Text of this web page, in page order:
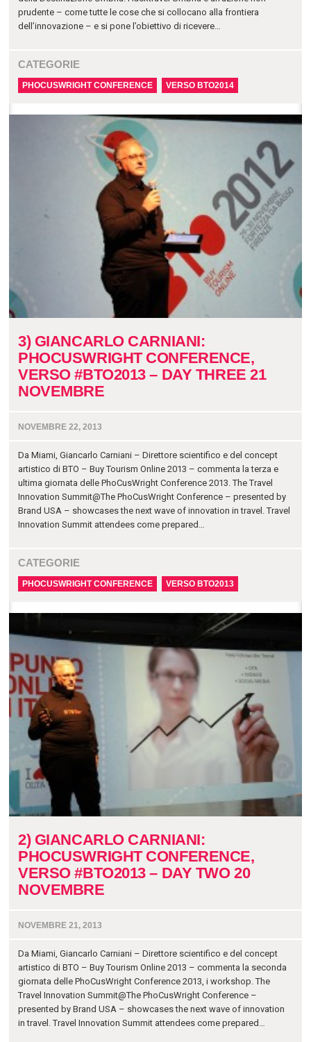
prudente – come tutte le cose che si collocano alla frontiera
dell’innovazione – e si pone l’obiettivo di ricevere…
CATEGORIE
PHOCUSWRIGHT CONFERENCE VERSO BTO2014
3) GIANCARLO CARNIANI:
PHOCUSWRIGHT CONFERENCE,
VERSO #BTO2013 – DAY THREE 21
NOVEMBRE
NOVEMBRE 22, 2013
Da Miami, Giancarlo Carniani – Direttore scientifico e del concept
artistico di BTO – Buy Tourism Online 2013 – commenta la terza e
ultima giornata delle PhoCusWright Conference 2013. The Travel
Innovation Summit@The PhoCusWright Conference – presented by
Brand USA – showcases the next wave of innovation in travel. Travel
Innovation Summit attendees come prepared…
CATEGORIE
PHOCUSWRIGHT CONFERENCE VERSO BTO2013
2) GIANCARLO CARNIANI:
PHOCUSWRIGHT CONFERENCE,
VERSO #BTO2013 – DAY TWO 20
NOVEMBRE
NOVEMBRE 21, 2013
Da Miami, Giancarlo Carniani – Direttore scientifico e del concept
artistico di BTO – Buy Tourism Online 2013 – commenta la seconda
giornata delle PhoCusWright Conference 2013, i workshop. The
Travel Innovation Summit@The PhoCusWright Conference –
presented by Brand USA – showcases the next wave of innovation
in travel. Travel Innovation Summit attendees come prepared…